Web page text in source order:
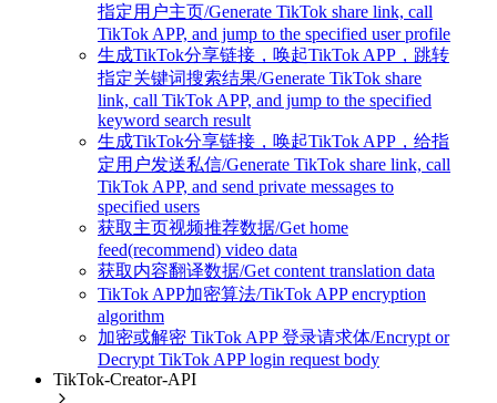
指定用户主页/Generate TikTok share link, call
TikTok APP, and jump to the specified user profile
生成TikTok分享链接，唤起TikTok APP，跳转
指定关键词搜索结果/Generate TikTok share
link, call TikTok APP, and jump to the specified
keyword search result
生成TikTok分享链接，唤起TikTok APP，给指
定用户发送私信/Generate TikTok share link, call
TikTok APP, and send private messages to
specified users
获取主页视频推荐数据/Get home
feed(recommend) video data
获取内容翻译数据/Get content translation data
TikTok APP加密算法/TikTok APP encryption
algorithm
加密或解密 TikTok APP 登录请求体/Encrypt or
Decrypt TikTok APP login request body
TikTok-Creator-API